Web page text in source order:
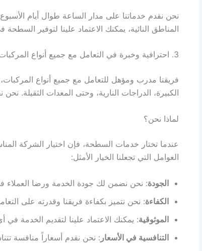
نحن نقدم خدماتنا على مدار الساعة طوال أيام
المناطق النائية، يمكنك الاعتماد علينا لتوفير
3. احترافية وخبرة في التعامل مع جميع أنواع المركبات:
فريقنا مدرب ومؤهل للتعامل مع جميع أنواع
الكبيرة، الدراجات النارية، وحتى المعدات الثقيلة. نحن
لماذا نحن؟
عندما تختار خدمات السطحة، فإن اختيار الشركة
العوامل التي تجعلنا الخيار الأمثل:
الجودة: نحن نضمن لك جودة الخدمة ورضا العملاء
الكفاءة: نحن نتميز بكفاءة فريقنا وقدرته على
الموثوقية: يمكنك الاعتماد علينا لتقديم الخدمة
التنافسية في الأسعار : نحن نقدم أسعاراً منافسة